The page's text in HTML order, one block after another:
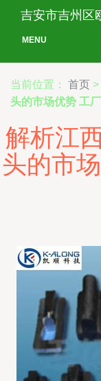
吉安市吉州区
MENU
当前位置： 首页 >
头的市场优势 工
解析江
头的市